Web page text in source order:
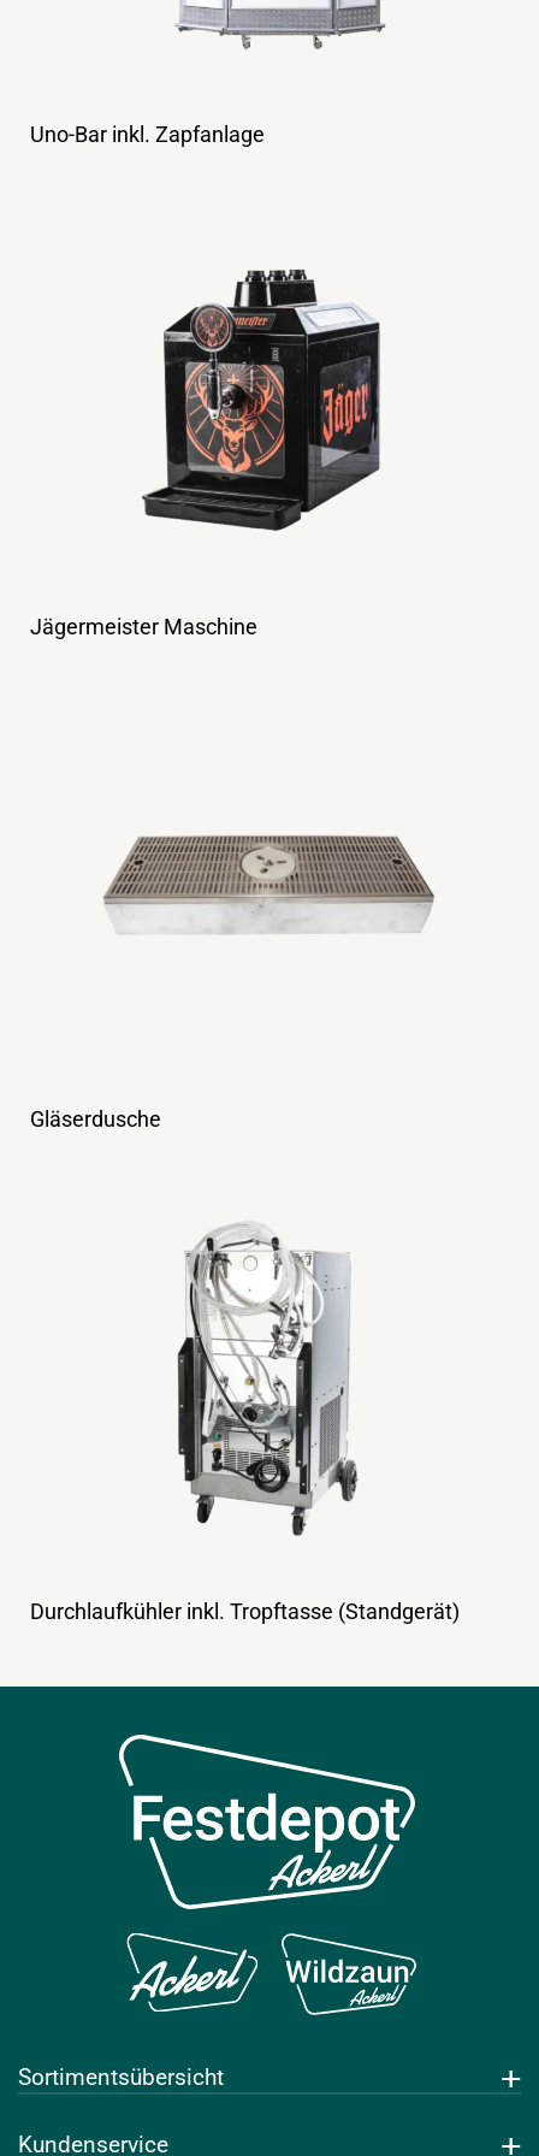
Uno-Bar inkl. Zapfanlage
Jägermeister Maschine
Gläserdusche
Durchlaufkühler inkl. Tropftasse (Standgerät)
Sortimentsübersicht
Kundenservice